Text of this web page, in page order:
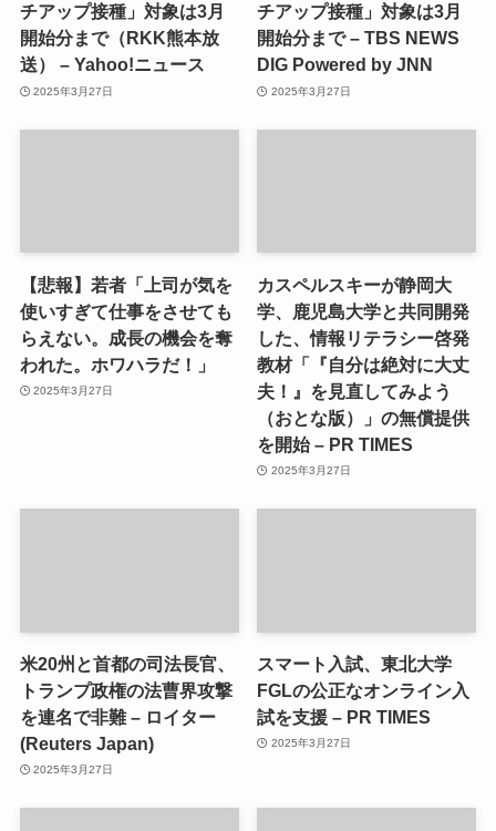
チアップ接種」対象は3月
開始分まで（RKK熊本放
送） – Yahoo!ニュース
2025年3月27日
チアップ接種」対象は3月
開始分まで – TBS NEWS
DIG Powered by JNN
2025年3月27日
【悲報】若者「上司が気を
使いすぎて仕事をさせても
らえない。成長の機会を奪
われた。ホワハラだ！」
2025年3月27日
カスペルスキーが静岡大
学、鹿児島大学と共同開発
した、情報リテラシー啓発
教材「『自分は絶対に大丈
夫！』を見直してみよう
（おとな版）」の無償提供
を開始 – PR TIMES
2025年3月27日
米20州と首都の司法長官、
トランプ政権の法曹界攻撃
を連名で非難 – ロイター
(Reuters Japan)
2025年3月27日
スマート入試、東北大学
FGLの公正なオンライン入
試を支援 – PR TIMES
2025年3月27日